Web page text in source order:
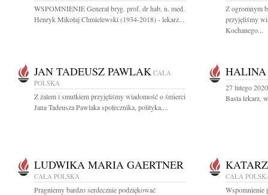
WSPOMNIENIE Generał bryg. prof. dr hab. n. med.
Henryk Mikołaj Chmielewski (1934-2018) - lekarz...
Z ogromnym
przyjęliśmy
Kochanego...
JAN TADEUSZ PAWLAK CAŁA
POLSKA
Z żalem i smutkiem przyjęliśmy wiadomość o śmierci
Jana Tadeusza Pawlaka społecznika, polityka,...
HALINA
27 lutego
Basta lekarz,
LUDWIKA MARIA GAERTNER
CAŁA POLSKA
Pragniemy bardzo serdecznie podziękować
CAŁA
Wspomnienie